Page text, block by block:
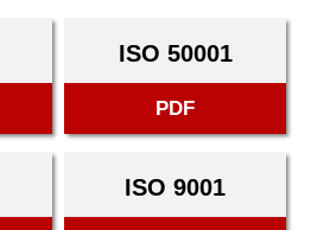
ISO 50001
PDF
ISO 9001